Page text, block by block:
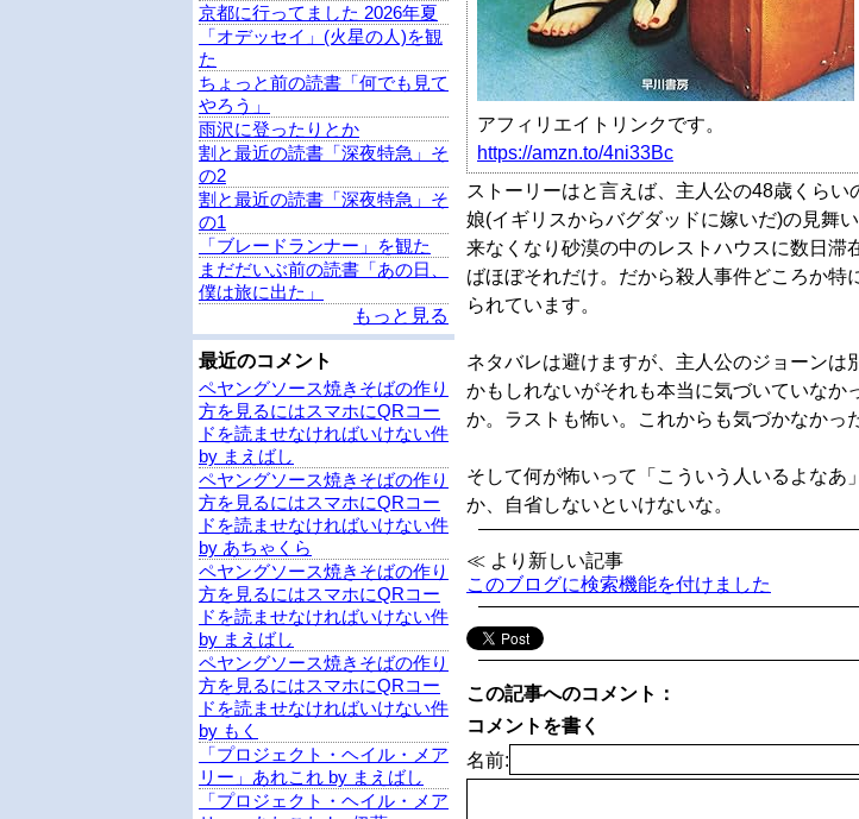
アフィリエイトリンクです。
https://amzn.to/4ni33Bc
ストーリーはと言えば、主人公の48歳くら
娘(イギリスからバグダッドに嫁いだ)の見舞
来なくなり砂漠の中のレストハウスに数日
ばほぼそれだけ。だから殺人事件どころか
られています。
ネタバレは避けますが、主人公のジョーンは
かもしれないがそれも本当に気づいていな
か。ラストも怖い。これからも気づかなかっ
そして何が怖いって「こういう人いるよな
か、自省しないといけないな。
≪ より新しい記事
このブログに検索機能を付けました
この記事へのコメント：
コメントを書く
名前:
京都に行ってました 2026年夏
「オデッセイ」(火星の人)を観
た
ちょっと前の読書「何でも見て
やろう」
雨沢に登ったりとか
割と最近の読書「深夜特急」そ
の2
割と最近の読書「深夜特急」そ
の1
「ブレードランナー」を観た
まだだいぶ前の読書「あの日、
僕は旅に出た」
もっと見る
最近のコメント
ペヤングソース焼きそばの作り
方を見るにはスマホにQRコー
ドを読ませなければいけない件
by まえばし
ペヤングソース焼きそばの作り
方を見るにはスマホにQRコー
ドを読ませなければいけない件
by あちゃくら
ペヤングソース焼きそばの作り
方を見るにはスマホにQRコー
ドを読ませなければいけない件
by まえばし
ペヤングソース焼きそばの作り
方を見るにはスマホにQRコー
ドを読ませなければいけない件
by もく
「プロジェクト・ヘイル・メア
リー」あれこれ by まえばし
「プロジェクト・ヘイル・メア